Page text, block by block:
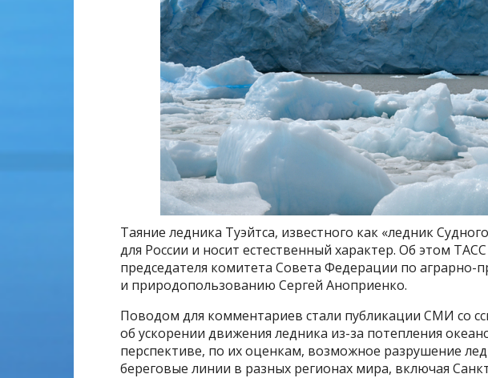
Таяние ледника Туэйтса, известного как «ледник
для России и носит естественный характер. Об этом
председателя комитета Совета Федерации по аграрно-
и природопользованию Сергей Аноприенко.
Поводом для комментариев стали публикации СМИ со
об ускорении движения ледника из-за потепления
перспективе, по их оценкам, возможное разрушение
береговые линии в разных регионах мира, включая